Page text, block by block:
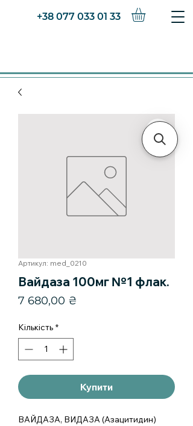
+38 077 033 01 33
Артикул: med_0210
Вайдаза 100мг №1 флак.
7 680,00 ₴
Кількість *
Купити
ВАЙДАЗА, ВИДАЗА (Азацитидин)